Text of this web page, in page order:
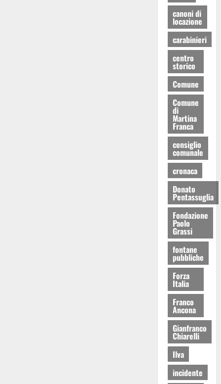
canoni di
locazione
carabinieri
centro
storico
Comune
Comune
di
Martina
Franca
consiglio
comunale
cronaca
Donato
Pentassuglia
Fondazione
Paolo
Grassi
fontane
pubbliche
Forza
Italia
Franco
Ancona
Gianfranco
Chiarelli
Ilva
incidente